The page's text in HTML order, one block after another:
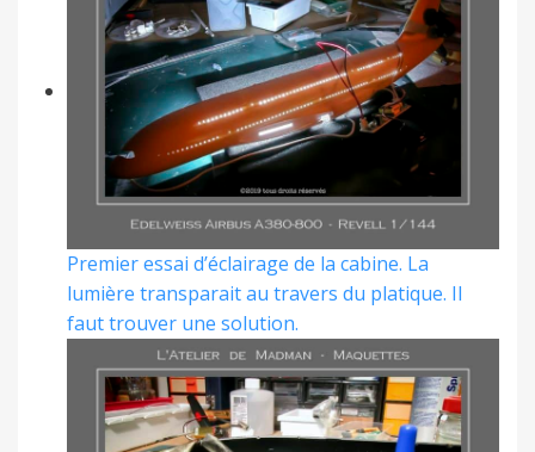
Premier essai d’éclairage de la cabine. La
lumière transparait au travers du platique. Il
faut trouver une solution.